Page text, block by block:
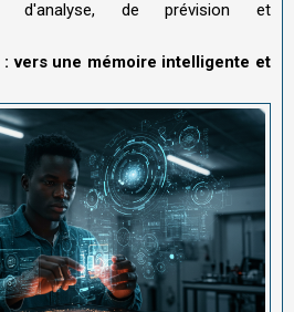
d'analyse, de prévision et
vers une mémoire intelligente et